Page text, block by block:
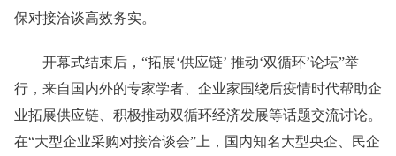
保对接洽谈高效务实。
开幕式结束后，“拓展‘供应链’ 推动‘双循环’论坛”举
行，来自国内外的专家学者、企业家围绕后疫情时代帮助企
业拓展供应链、积极推动双循环经济发展等话题交流讨论。
在“大型企业采购对接洽谈会”上，国内知名大型央企、民企